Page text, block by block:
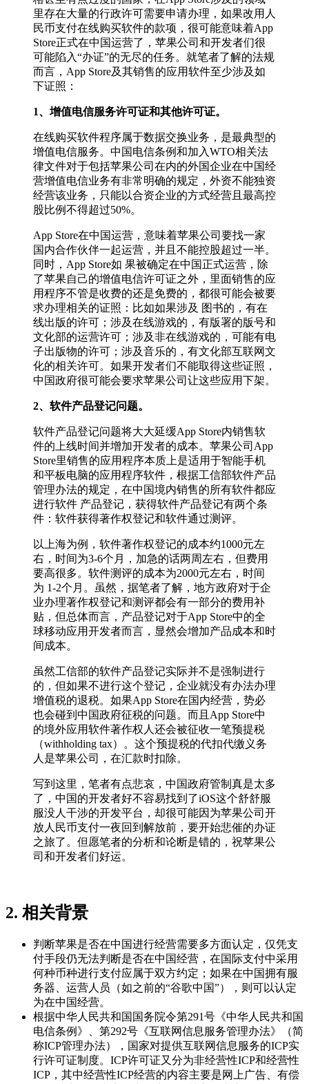
里存在大量的行政许可需要申请办理，如果改用人
民币支付在线购买软件的款项，很可能意味着App
Store正式在中国运营了，苹果公司和开发者们很
可能陷入“办证”的无尽的任务。就笔者了解的法规
而言，App Store及其销售的应用软件至少涉及如
下证照：
1、增值电信服务许可证和其他许可证。
在线购买软件程序属于数据交换业务，是最典型的
增值电信服务。中国电信条例和加入WTO相关法
律文件对于包括苹果公司在内的外国企业在中国经
营增值电信业务有非常明确的规定，外资不能独资
经营该业务，只能以合资企业的方式经营且最高控
股比例不得超过50%。
App Store在中国运营，意味着苹果公司要找一家
国内合作伙伴一起运营，并且不能控股超过一半。
同时，App Store如 果被确定在中国正式运营，除
了苹果自己的增值电信许可证之外，里面销售的应
用程序不管是收费的还是免费的，都很可能会被要
求办理相关的证照：比如如果涉及 图书的，有在
线出版的许可；涉及在线游戏的，有版署的版号和
文化部的运营许可；涉及非在线游戏的，可能有电
子出版物的许可；涉及音乐的，有文化部互联网文
化的相关许可。如果开发者们不能取得这些证照，
中国政府很可能会要求苹果公司让这些应用下架。
2、软件产品登记问题。
软件产品登记问题将大大延缓App Store内销售软
件的上线时间并增加开发者的成本。苹果公司App
Store里销售的应用程序本质上是适用于智能手机
和平板电脑的应用程序软件，根据工信部软件产品
管理办法的规定，在中国境内销售的所有软件都应
进行软件 产品登记，获得软件产品登记有两个条
件：软件获得著作权登记和软件通过测评。
以上海为例，软件著作权登记的成本约1000元左
右，时间为3-6个月，加急的话两周左右，但费用
要高很多。软件测评的成本为2000元左右，时间
为 1-2个月。虽然，据笔者了解，地方政府对于企
业办理著作权登记和测评都会有一部分的费用补
贴，但总体而言，产品登记对于App Store中的全
球移动应用开发者而言，显然会增加产品成本和时
间成本。
虽然工信部的软件产品登记实际并不是强制进行
的，但如果不进行这个登记，企业就没有办法办理
增值税的退税。如果App Store在国内经营，势必
也会碰到中国政府征税的问题。而且App Store中
的境外应用软件著作权人还会被征收一笔预提税
（withholding tax）。这个预提税的代扣代缴义务
人是苹果公司，在汇款时扣除。
写到这里，笔者有点悲哀，中国政府管制真是太多
了，中国的开发者好不容易找到了iOS这个舒舒服
服没人干涉的开发平台，却很可能因为苹果公司开
放人民币支付一夜回到解放前，要开始悲催的办证
之旅了。但愿笔者的分析和论断是错的，祝苹果公
司和开发者们好运。
2. 相关背景
判断苹果是否在中国进行经营需要多方面认定，仅凭支
付手段仍无法判断是否在中国经营，在国际支付中采用
何种币种进行支付应属于双方约定；如果在中国拥有服
务器、运营人员（如之前的“谷歌中国”），则可以认定
为在中国经营。
根据中华人民共和国国务院令第291号《中华人民共和国
电信条例》、第292号《互联网信息服务管理办法》（简
称ICP管理办法），国家对提供互联网信息服务的ICP实
行许可证制度。ICP许可证又分为非经营性ICP和经营性
ICP，其中经营性ICP经营的内容主要是网上广告、有偿